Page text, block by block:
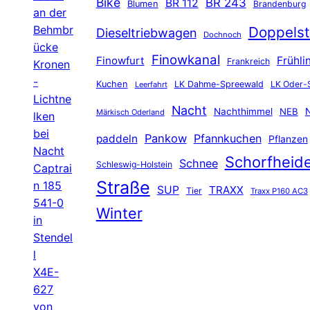
an der
Behmbr
ücke
Kronen
-
Lichtne
lken
bei
Nacht
Captrai
n 185
541-0
in
Stendel
l
X4E-
627
von
Blumen BR 112 Brandenburg
Dieseltriebwagen Dochnoch
Finowfurt Finowkanal Frankreich
Kuchen Leerfahrt LK Dahme-Spreewald LK Oder-
Märkisch Oderland Nacht Nachthimmel NEB
paddeln Pankow Pfannkuchen Pflanzen
Schleswig-Holstein Schnee
Straße SUP Tier TRAXX Traxx P160 AC3
Winter